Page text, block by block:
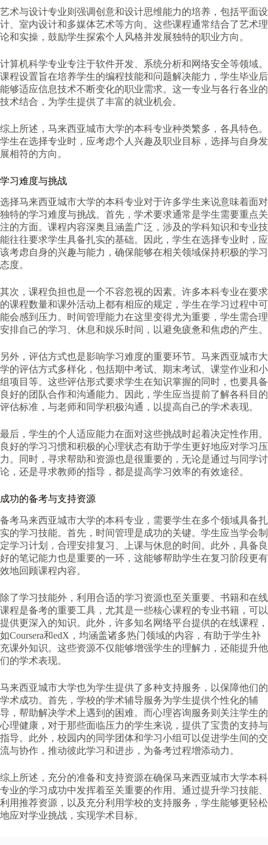
艺术与设计专业则强调创意和设计思维能力的培养，包括平面设
计、室内设计和多媒体艺术等方向。这些课程通常结合了艺术理
论和实操，鼓励学生探索个人风格并发展独特的职业方向。
计算机科学专业专注于软件开发、系统分析和网络安全等领域。
课程设置旨在培养学生的编程技能和问题解决能力，学生毕业后
能够适应信息技术不断变化的职业需求。这一专业与各行各业的
技术结合，为学生提供了丰富的就业机会。
综上所述，马来西亚城市大学的本科专业种类繁多，各具特色。
学生在选择专业时，应考虑个人兴趣及职业目标，选择与自身发
展相符的方向。
学习难度与挑战
选择马来西亚城市大学的本科专业对于许多学生来说意味着面对
独特的学习难度与挑战。首先，学术要求通常是学生需要重点关
注的方面。课程内容深奥且涵盖广泛，涉及的学科知识和专业技
能往往要求学生具备扎实的基础。因此，学生在选择专业时，应
该考虑自身的兴趣与能力，确保能够在相关领域保持积极的学习
态度。
其次，课程负担也是一个不容忽视的因素。许多本科专业在要求
的课程数量和课外活动上都有相应的规定，学生在学习过程中可
能会感到压力。时间管理能力在这里变得尤为重要，学生需合理
安排自己的学习、休息和娱乐时间，以避免疲惫和焦虑的产生。
另外，评估方式也是影响学习难度的重要环节。马来西亚城市大
学的评估方式多样化，包括期中考试、期末考试、课堂作业和小
组项目等。这些评估形式要求学生在知识掌握的同时，也要具备
良好的团队合作和沟通能力。因此，学生应当提前了解各科目的
评估标准，与老师和同学积极沟通，以提高自己的学术表现。
最后，学生的个人适应能力在面对这些挑战时起着决定性作用。
良好的学习习惯和积极的心理状态有助于学生更好地应对学习压
力。同时，寻求帮助和资源也是很重要的，无论是通过与同学讨
论，还是寻求教师的指导，都是提高学习效率的有效途径。
成功的备考与支持资源
备考马来西亚城市大学的本科专业，需要学生在多个领域具备扎
实的学习技能。首先，时间管理是成功的关键。学生应当学会制
定学习计划，合理安排复习、上课与休息的时间。此外，具备良
好的笔记能力也是重要的一环，这能够帮助学生在复习阶段更有
效地回顾课程内容。
除了学习技能外，利用合适的学习资源也至关重要。书籍和在线
课程是备考的重要工具，尤其是一些核心课程的专业书籍，可以
提供更深入的知识。此外，许多知名网络平台提供的在线课程，
如Coursera和edX，均涵盖诸多热门领域的内容，有助于学生补
充课外知识。这些资源不仅能够增强学生的理解力，还能提升他
们的学术表现。
马来西亚城市大学也为学生提供了多种支持服务，以保障他们的
学术成功。首先，学校的学术辅导服务为学生提供个性化的辅
导，帮助解决学术上遇到的困难。而心理咨询服务则关注学生的
心理健康，对于那些面临压力的学生来说，提供了宝贵的支持与
指导。此外，校园内的同学团体和学习小组可以促进学生间的交
流与协作，推动彼此学习和进步，为备考过程增添动力。
综上所述，充分的准备和支持资源在确保马来西亚城市大学本科
专业的学习成功中发挥着至关重要的作用。通过提升学习技能、
利用推荐资源，以及充分利用学校的支持服务，学生能够更轻松
地应对学业挑战，实现学术目标。